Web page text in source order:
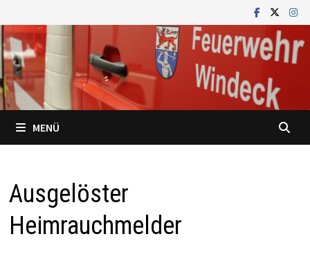
Inhalt
springen
MENÜ
Ausgelöster
Heimrauchmelder